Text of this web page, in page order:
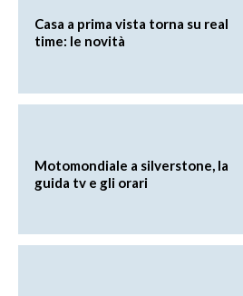
Casa a prima vista torna su real
time: le novità
Motomondiale a silverstone, la
guida tv e gli orari